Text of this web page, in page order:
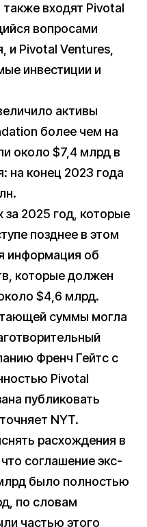
также входят Pivotal
вопросами
и Pivotal Ventures,
инвестиции и
активы
более чем на
около $7,4 млрд в
на конец 2023 года
за 2025 год, которые
позднее в этом
информация об
которые должен
$4,6 млрд.
суммы могла
Френч Гейтс с
Pivotal
публиковать
NYT.
расхождения в
соглашение экс-
было полностью
по словам
частью этого